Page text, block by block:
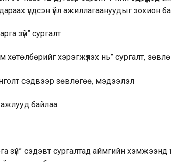
үндсэн үйл ажиллагаануудыг зохион
зүй” сургалт
хэрэгжүүлэх нь” сургалт,
сэдвээр зөвлөгөө, мэдээлэл
байлаа.
зүй” сэдэвт сургалтад аймгийн хэмжээнд